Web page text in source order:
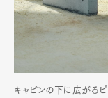
キャビンの下に広がるピ